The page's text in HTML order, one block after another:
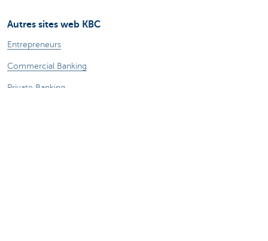
Autres sites web KBC
Entrepreneurs
Commercial Banking
Private Banking